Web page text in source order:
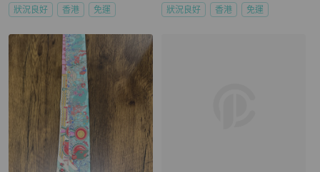
狀況良好 香港 免運 狀況良好 香港 免運